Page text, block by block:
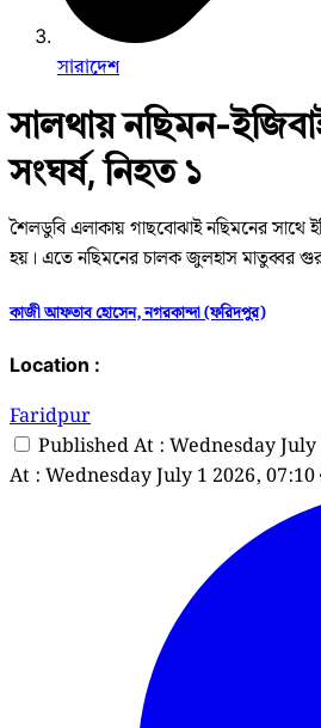
সারাদেশ
সালথায় নছিমন-
সংঘর্ষ, নিহত ১
শৈলডুবি এলাকায় গাছবোঝাই নছিমনের সাথে
হয়। এতে নছিমনের চালক জুলহাস মাতুব্বর
কাজী আফতাব হোসেন, নগরকান্দা (ফরিদপুর)
Location :
Faridpur
Published At : Wednesday July
At : Wednesday July 1 2026, 07:10